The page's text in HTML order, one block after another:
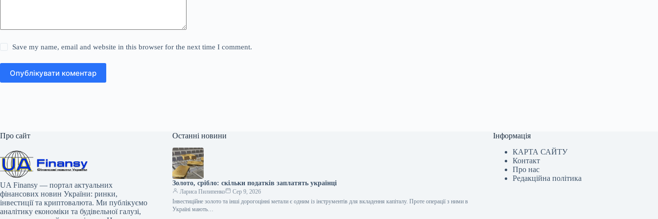
Save my name, email and website in this browser for the next time I comment.
Опублікувати коментар
Про сайт
UA Finansy — портал актуальних
фінансових новин України: ринки,
інвестиції та криптовалюта. Ми публікуємо
аналітику економіки та будівельної галузі,
Останні новини
Золото, срібло: скільки податків заплатять українці
Лариса Пилипенко
Сер 9, 2026
Інвестиційне золото та інші дорогоцінні метали є одним із інструментів для вкладення капіталу. Проте операції з ними в
Україні мають…
Інформація
КАРТА САЙТУ
Контакт
Про нас
Редакційна політика